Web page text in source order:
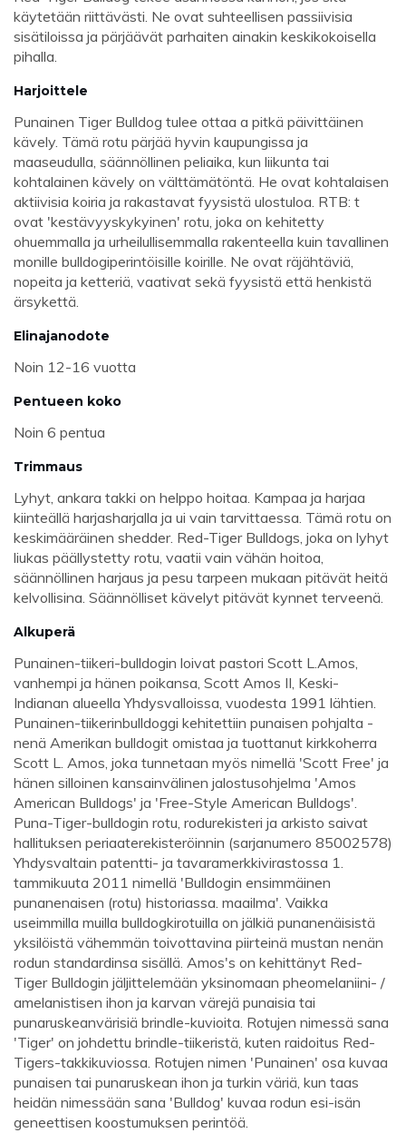
käytetään riittävästi. Ne ovat suhteellisen passiivisia
sisätiloissa ja pärjäävät parhaiten ainakin keskikokoisella
pihalla.
Harjoittele
Punainen Tiger Bulldog tulee ottaa a pitkä päivittäinen
kävely. Tämä rotu pärjää hyvin kaupungissa ja
maaseudulla, säännöllinen peliaika, kun liikunta tai
kohtalainen kävely on välttämätöntä. He ovat kohtalaisen
aktiivisia koiria ja rakastavat fyysistä ulostuloa. RTB: t
ovat 'kestävyyskykyinen' rotu, joka on kehitetty
ohuemmalla ja urheilullisemmalla rakenteella kuin tavallinen
monille bulldogiperintöisille koirille. Ne ovat räjähtäviä,
nopeita ja ketteriä, vaativat sekä fyysistä että henkistä
ärsykettä.
Elinajanodote
Noin 12-16 vuotta
Pentueen koko
Noin 6 pentua
Trimmaus
Lyhyt, ankara takki on helppo hoitaa. Kampaa ja harjaa
kiinteällä harjasharjalla ja ui vain tarvittaessa. Tämä rotu on
keskimääräinen shedder. Red-Tiger Bulldogs, joka on lyhyt
liukas päällystetty rotu, vaatii vain vähän hoitoa,
säännöllinen harjaus ja pesu tarpeen mukaan pitävät heitä
kelvollisina. Säännölliset kävelyt pitävät kynnet terveenä.
Alkuperä
Punainen-tiikeri-bulldogin loivat pastori Scott L.Amos,
vanhempi ja hänen poikansa, Scott Amos II, Keski-
Indianan alueella Yhdysvalloissa, vuodesta 1991 lähtien.
Punainen-tiikerinbulldoggi kehitettiin punaisen pohjalta -
nenä Amerikan bulldogit omistaa ja tuottanut kirkkoherra
Scott L. Amos, joka tunnetaan myös nimellä 'Scott Free' ja
hänen silloinen kansainvälinen jalostusohjelma 'Amos
American Bulldogs' ja 'Free-Style American Bulldogs'.
Puna-Tiger-bulldogin rotu, rodurekisteri ja arkisto saivat
hallituksen periaaterekisteröinnin (sarjanumero 85002578)
Yhdysvaltain patentti- ja tavaramerkkivirastossa 1.
tammikuuta 2011 nimellä 'Bulldogin ensimmäinen
punanenaisen (rotu) historiassa. maailma'. Vaikka
useimmilla muilla bulldogkirotuilla on jälkiä punanenäisistä
yksilöistä vähemmän toivottavina piirteinä mustan nenän
rodun standardinsa sisällä. Amos's on kehittänyt Red-
Tiger Bulldogin jäljittelemään yksinomaan pheomelaniini- /
amelanistisen ihon ja karvan värejä punaisia ​​tai
punaruskeanvärisiä brindle-kuvioita. Rotujen nimessä sana
'Tiger' on johdettu brindle-tiikeristä, kuten raidoitus Red-
Tigers-takkikuviossa. Rotujen nimen 'Punainen' osa kuvaa
punaisen tai punaruskean ihon ja turkin väriä, kun taas
heidän nimessään sana 'Bulldog' kuvaa rodun esi-isän
geneettisen koostumuksen perintöä.